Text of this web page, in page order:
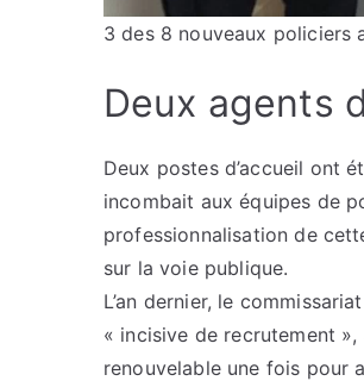
3 des 8 nouveaux policiers
Deux agents
Deux postes d’accueil ont
incombait aux équipes de
professionnalisation de
sur la voie publique.
L’an dernier, le
« incisive de recrutement
renouvelable une fois pour